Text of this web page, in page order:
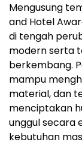
Mengusung
and Hotel
di tengah
modern serta
berkembang.
mampu
material, dan
menciptakan
unggul secara
kebutuhan